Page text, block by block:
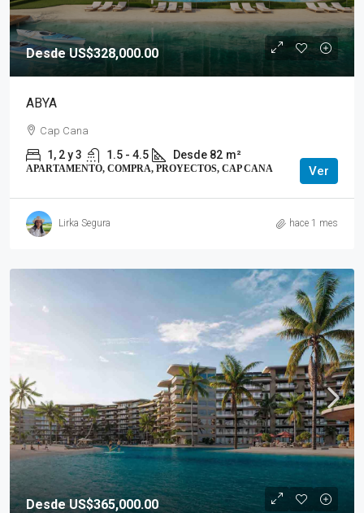
Desde US$328,000.00
ABYA
Cap Cana
1, 2 y 3 1.5 - 4.5 Desde 82 m²
APARTAMENTO, COMPRA, PROYECTOS, CAP CANA Ver
Lirka Segura hace 1 mes
Desde US$365,000.00